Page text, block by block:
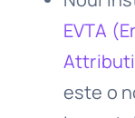
EVTA
este o